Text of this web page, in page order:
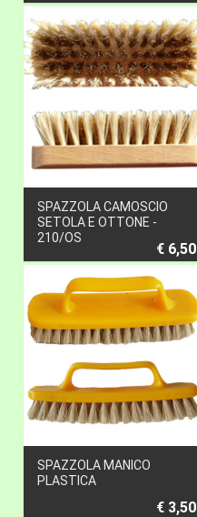
SPAZZOLA CAMOSCIO
SETOLA E OTTONE -
210/OS
€ 6,50
SPAZZOLA MANICO
PLASTICA
€ 3,50